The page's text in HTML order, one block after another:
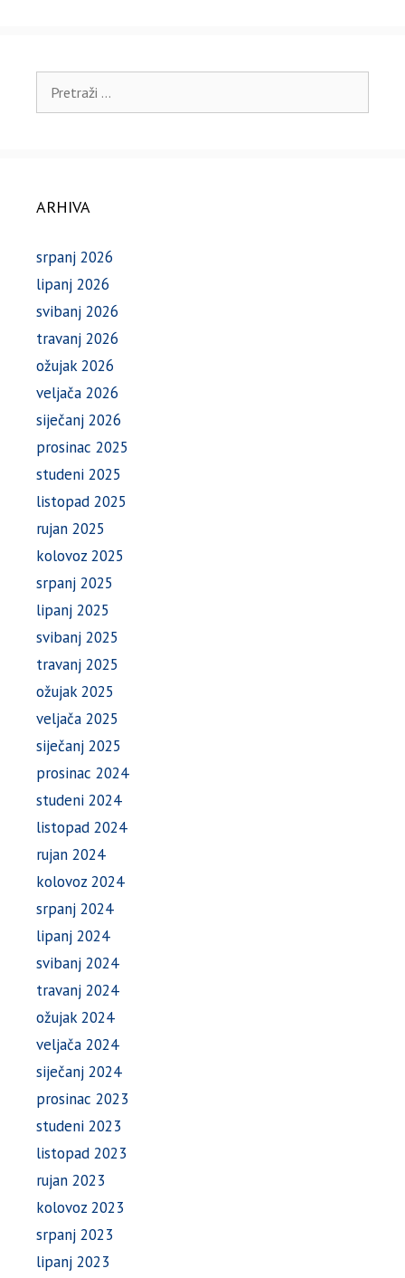
ARHIVA
srpanj 2026
lipanj 2026
svibanj 2026
travanj 2026
ožujak 2026
veljača 2026
siječanj 2026
prosinac 2025
studeni 2025
listopad 2025
rujan 2025
kolovoz 2025
srpanj 2025
lipanj 2025
svibanj 2025
travanj 2025
ožujak 2025
veljača 2025
siječanj 2025
prosinac 2024
studeni 2024
listopad 2024
rujan 2024
kolovoz 2024
srpanj 2024
lipanj 2024
svibanj 2024
travanj 2024
ožujak 2024
veljača 2024
siječanj 2024
prosinac 2023
studeni 2023
listopad 2023
rujan 2023
kolovoz 2023
srpanj 2023
lipanj 2023